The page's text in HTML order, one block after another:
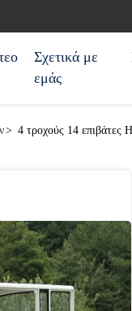
Σχετικά με
εμάς
> 4 τροχούς 14 επιβάτες